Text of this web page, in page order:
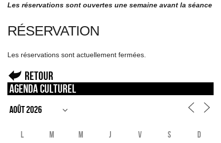
Les réservations sont ouvertes une semaine avant la séance
RÉSERVATION
Les réservations sont actuellement fermées.
Retour
Agenda culturel
L M M J V S D